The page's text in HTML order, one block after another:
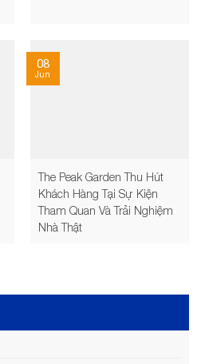
The Peak Garden Thu Hút
Khách Hàng Tại Sự Kiện
Tham Quan Và Trải Nghiệm
Nhà Thật
08
Jun